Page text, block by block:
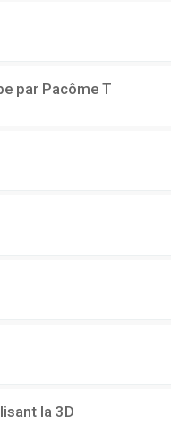
par Pacôme T
la 3D